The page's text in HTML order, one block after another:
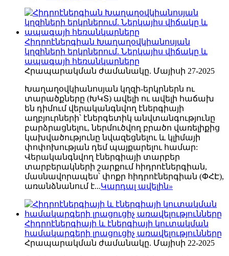
Հիդրոէներգիան Խաղաղօվկիանոսյան
կղզիների երկրներում. Ներկայիս վիճակը և
ապագայի հեռանկարները
Հրապարակման ժամանակը. Մայիսի 27-2025
Խաղաղօվկիանոսյան կղզի-երկրներն ու
տարածքները (ԽԿՏ) ավելի ու ավելի հաճախ
են դիմում վերականգնվող էներգիայի
աղբյուրների՝ էներգետիկ անվտանգությունը
բարձրացնելու, ներմուծվող բրածո վառելիքից
կախվածությունը նվազեցնելու և կլիմայի
փոփոխության դեմ պայքարելու համար:
Վերականգնվող էներգիայի տարբեր
տարբերակների շարքում հիդրոէներգիան,
մասնավորապես՝ փոքր հիդրոէներգիան (ՓՀԷ),
առանձնանում է...Կարդալ ավելին»
Հիդրոէներգիայի և էներգիայի կուտակման
համակարգերի լրացուցիչ առավելությունները
Հրապարակման ժամանակը. Մայիսի 22-2025